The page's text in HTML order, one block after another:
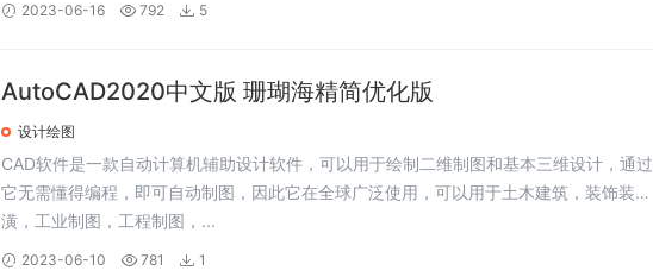
2023-06-16 792 5
AutoCAD2020中文版 珊瑚海精简优化版
设计绘图
CAD软件是一款自动计算机辅助设计软件，可以用于绘制二维制图和基本三维设计，通过
它无需懂得编程，即可自动制图，因此它在全球广泛使用，可以用于土木建筑，装饰装
潢，工业制图，工程制图，...
2023-06-10 781 1